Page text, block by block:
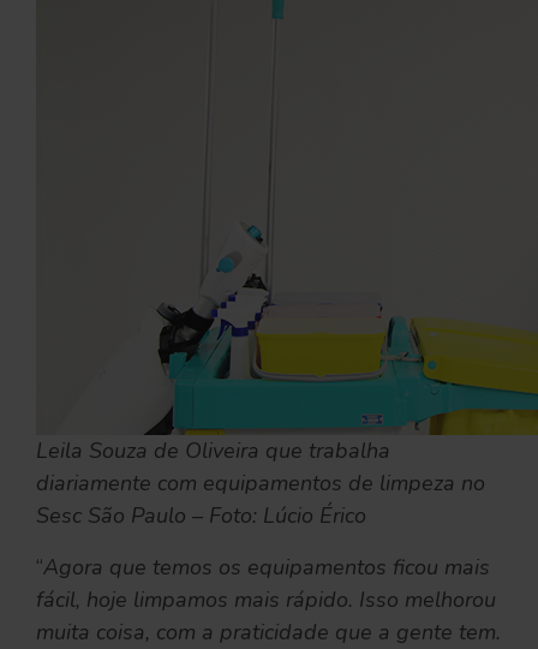
Leila Souza de Oliveira que trabalha
diariamente com equipamentos de limpeza no
Sesc São Paulo – Foto: Lúcio Érico
“Agora que temos os equipamentos ficou mais
fácil, hoje limpamos mais rápido. Isso melhorou
muita coisa, com a praticidade que a gente tem.